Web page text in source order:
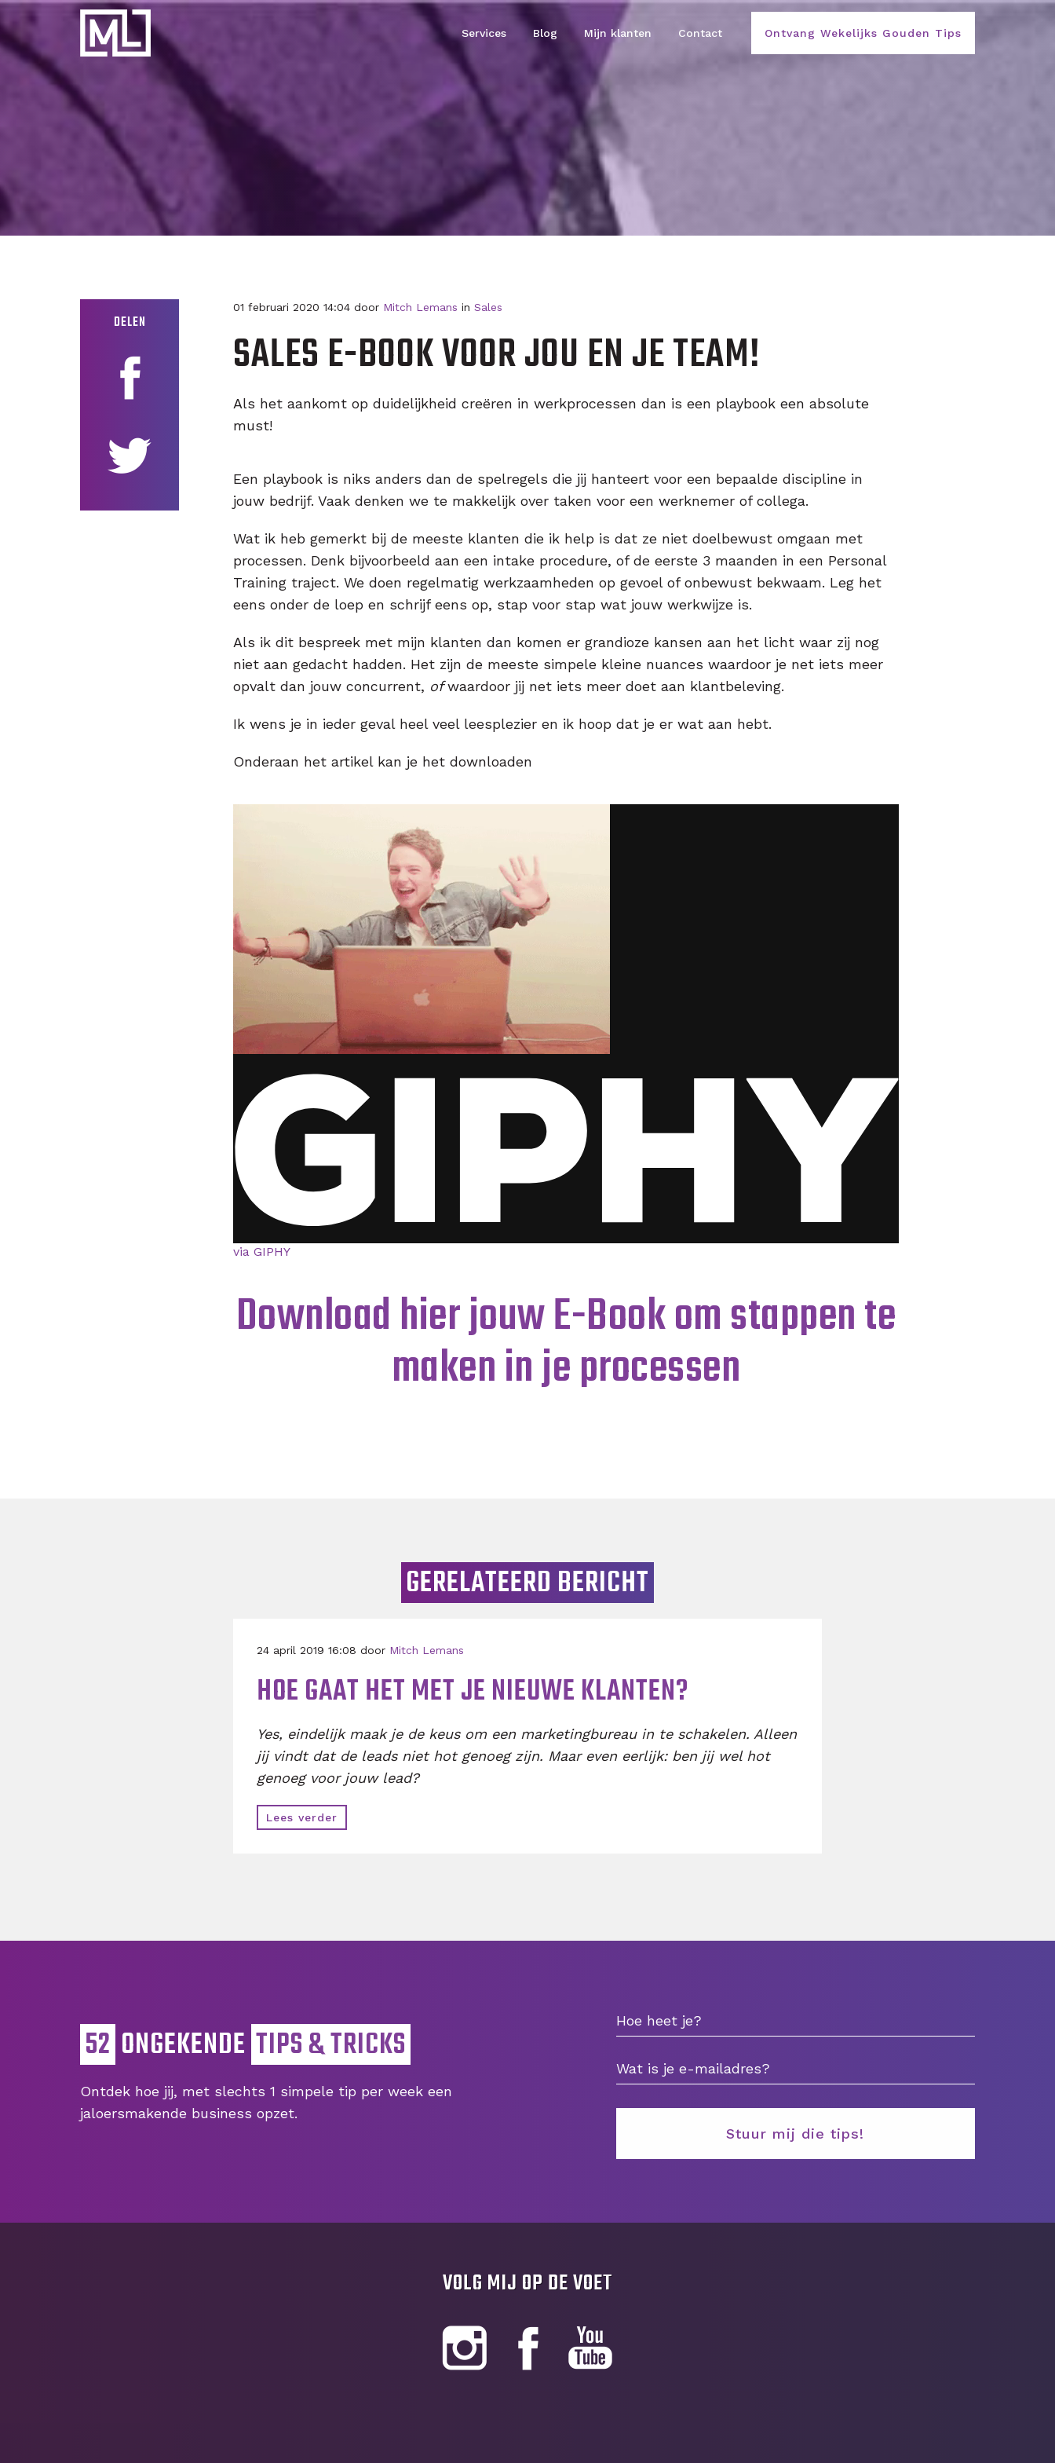
Businesscoach
voor
Personal
Trainers
Services Blog Mijn klanten Contact Ontvang Wekelijks Gouden Tips
DELEN
01 februari 2020 14:04 door Mitch Lemans in Sales
SALES E-BOOK VOOR JOU EN JE TEAM!
Als het aankomt op duidelijkheid creëren in werkprocessen dan is een playbook een absolute
must!
Een playbook is niks anders dan de spelregels die jij hanteert voor een bepaalde discipline in
jouw bedrijf. Vaak denken we te makkelijk over taken voor een werknemer of collega.
Wat ik heb gemerkt bij de meeste klanten die ik help is dat ze niet doelbewust omgaan met
processen. Denk bijvoorbeeld aan een intake procedure, of de eerste 3 maanden in een Personal
Training traject. We doen regelmatig werkzaamheden op gevoel of onbewust bekwaam. Leg het
eens onder de loep en schrijf eens op, stap voor stap wat jouw werkwijze is.
Als ik dit bespreek met mijn klanten dan komen er grandioze kansen aan het licht waar zij nog
niet aan gedacht hadden. Het zijn de meeste simpele kleine nuances waardoor je net iets meer
opvalt dan jouw concurrent, ofwaardoor jij net iets meer doet aan klantbeleving.
Ik wens je in ieder geval heel veel leesplezier en ik hoop dat je er wat aan hebt.
Onderaan het artikel kan je het downloaden
via GIPHY
Download hier jouw E-Book om stappen te
maken in je processen
GERELATEERD BERICHT
24 april 2019 16:08 door Mitch Lemans
HOE GAAT HET MET JE NIEUWE KLANTEN?
Yes, eindelijk maak je de keus om een marketingbureau in te schakelen. Alleen
jij vindt dat de leads niet hot genoeg zijn. Maar even eerlijk: ben jij wel hot
genoeg voor jouw lead?
Lees verder
52 ONGEKENDE TIPS & TRICKS
Ontdek hoe jij, met slechts 1 simpele tip per week een
jaloersmakende business opzet.
VOLG MIJ OP DE VOET